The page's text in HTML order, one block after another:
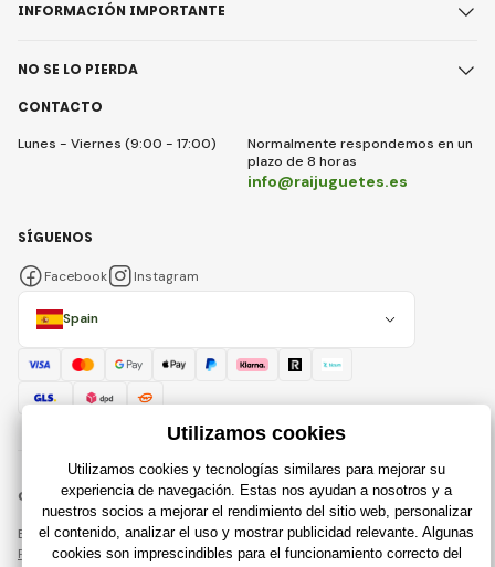
CONTACTO
Lunes - Viernes (9:00 - 17:00)
Normalmente respondemos en un
plazo de 8 horas
info@raijuguetes.es
INFORMACIÓN IMPORTANTE
NO SE LO PIERDA
Spain
SÍGUENOS
Facebook Instagram
© 2018 - 2026 Raijuguetes.es, Todos los derechos reservados
Esta página está protegida por reCAPTCHA y se aplican
Política de privacidadcompañías de Google y su